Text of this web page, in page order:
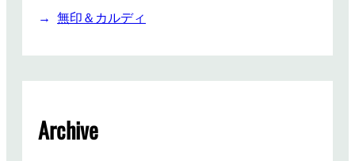
無印＆カルディ
Archive